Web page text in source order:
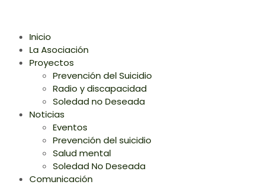
Inicio
La Asociación
Proyectos
Prevención del Suicidio
Radio y discapacidad
Soledad no Deseada
Noticias
Eventos
Prevención del suicidio
Salud mental
Soledad No Deseada
Comunicación